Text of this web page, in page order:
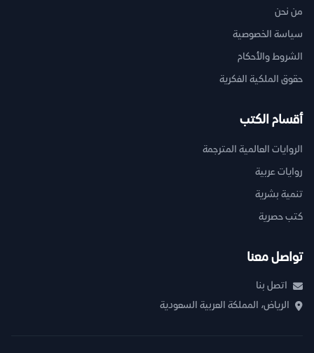
من نحن
سياسة الخصوصية
الشروط والأحكام
حقوق الملكية الفكرية
أقسام الكتب
الروايات العالمية المترجمة
روايات عربية
تنمية بشرية
كتب حصرية
تواصل معنا
اتصل بنا
الرياض، المملكة العربية السعودية